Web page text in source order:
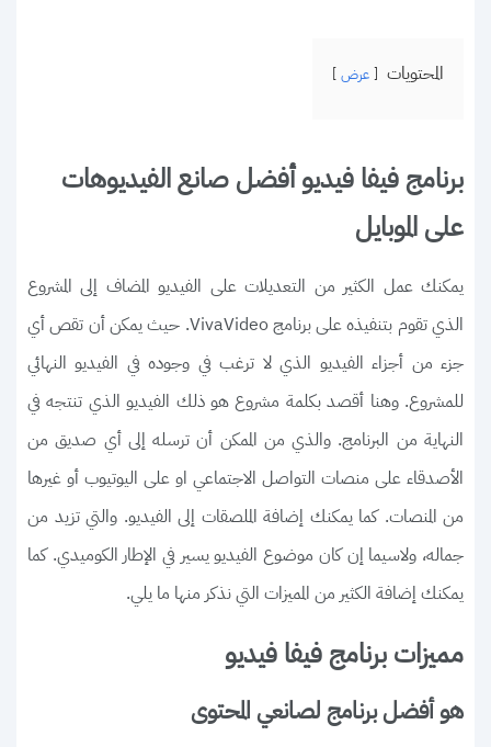
المحتويات عرض
برنامج فيفا فيديو أفضل صانع الفيديوهات
على الموبايل
يمكنك عمل الكثير من التعديلات على الفيديو المضاف إلى المشروع
الذي تقوم بتنفيذه على برنامج VivaVideo. حيث يمكن أن تقص أي
جزء من أجزاء الفيديو الذي لا ترغب في وجوده في الفيديو النهائي
للمشروع. وهنا أقصد بكلمة مشروع هو ذلك الفيديو الذي تنتجه في
النهاية من البرنامج. والذي من الممكن أن ترسله إلى أي صديق من
الأصدقاء على منصات التواصل الاجتماعي او على اليوتيوب أو غيرها
من المنصات. كما يمكنك إضافة الملصقات إلى الفيديو. والتي تزيد من
جماله، ولاسيما إن كان موضوع الفيديو يسير في الإطار الكوميدي. كما
يمكنك إضافة الكثير من المميزات التي نذكر منها ما يلي.
مميزات برنامج فيفا فيديو
هو أفضل برنامج لصانعي المحتوى